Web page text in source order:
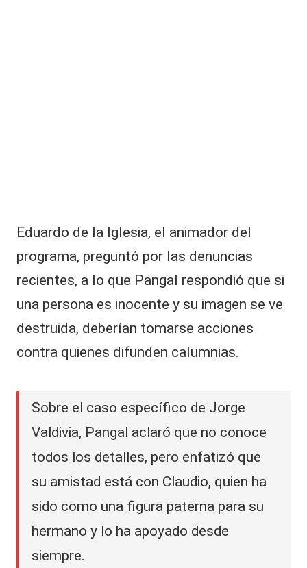
Eduardo de la Iglesia, el animador del
programa, preguntó por las denuncias
recientes, a lo que Pangal respondió que si
una persona es inocente y su imagen se ve
destruida, deberían tomarse acciones
contra quienes difunden calumnias.
Sobre el caso específico de Jorge
Valdivia, Pangal aclaró que no conoce
todos los detalles, pero enfatizó que
su amistad está con Claudio, quien ha
sido como una figura paterna para su
hermano y lo ha apoyado desde
siempre.